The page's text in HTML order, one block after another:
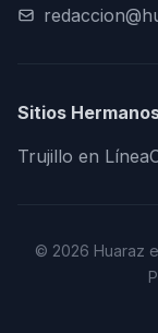
Sitios
Trujillo en Línea
© 2026 Huaraz